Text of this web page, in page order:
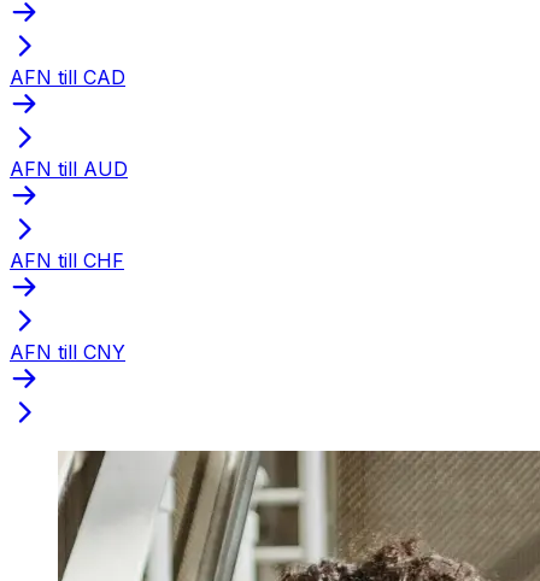
AFN till CAD
AFN till AUD
AFN till CHF
AFN till CNY